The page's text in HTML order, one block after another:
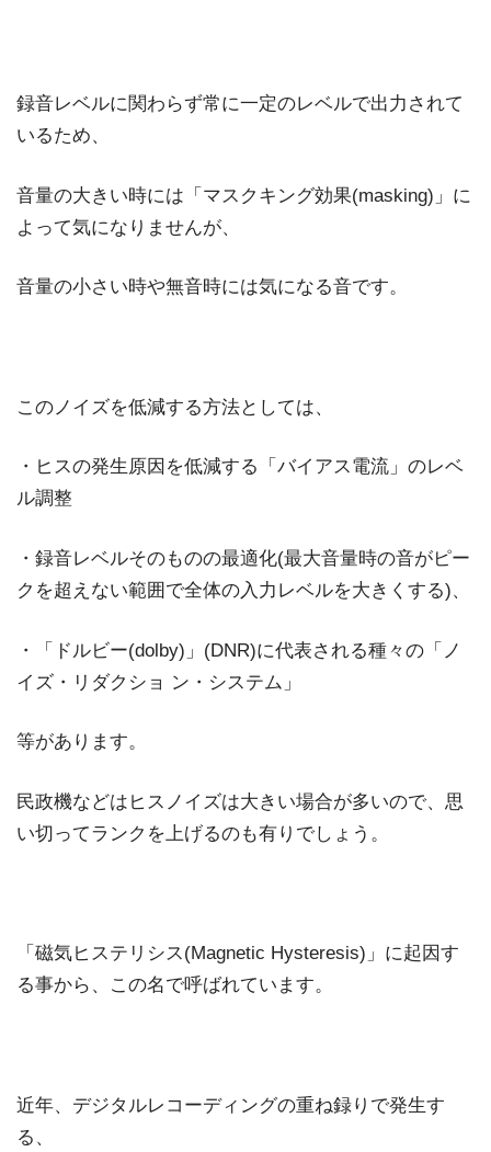
録音レベルに関わらず常に一定のレベルで出力されて
いるため、
音量の大きい時には「マスクキング効果(masking)」に
よって気になりませんが、
音量の小さい時や無音時には気になる音です。
このノイズを低減する方法としては、
・ヒスの発生原因を低減する「バイアス電流」のレベ
ル調整
・録音レベルそのものの最適化(最大音量時の音がピー
クを超えない範囲で全体の入力レベルを大きくする)、
・「ドルビー(dolby)」(DNR)に代表される種々の「ノ
イズ・リダクショ ン・システム」
等があります。
民政機などはヒスノイズは大きい場合が多いので、思
い切ってランクを上げるのも有りでしょう。
「磁気ヒステリシス(Magnetic Hysteresis)」に起因す
る事から、この名で呼ばれています。
近年、デジタルレコーディングの重ね録りで発生す
る、